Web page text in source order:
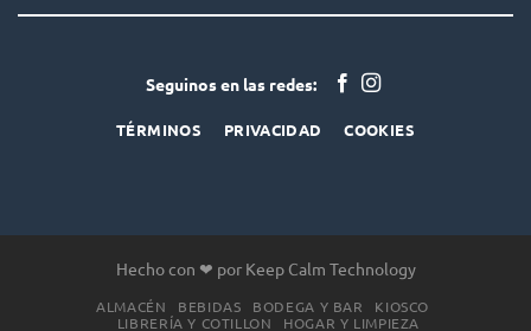
Seguinos en las redes:
TÉRMINOS PRIVACIDAD COOKIES
Hecho con ❤ por Keep Calm Technology
ALMACÉN BEBIDAS BODEGA Y BAR
KIOSCO
LIBRERÍA Y COTILLON
HOGAR Y LIMPIEZA